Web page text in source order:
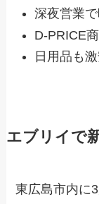
深夜営業
D-PRICE
日用品も
エブリイで
東広島市内に